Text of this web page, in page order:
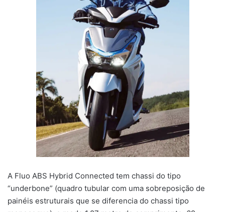
A Fluo ABS Hybrid Connected tem chassi do tipo
“underbone” (quadro tubular com uma sobreposição de
painéis estruturais que se diferencia do chassi tipo